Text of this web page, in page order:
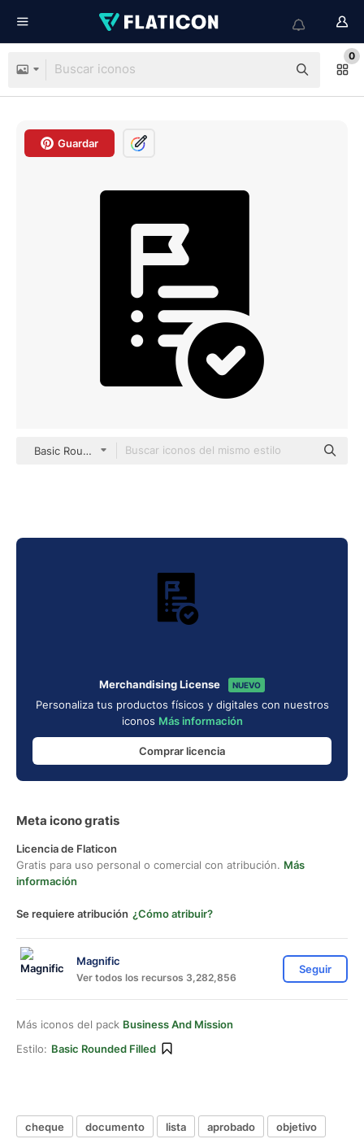
0
Guardar
Basic Rounded Filled
Merchandising License NUEVO
Personaliza tus productos físicos y digitales con nuestros
iconos Más información
Comprar licencia
Meta icono gratis
Licencia de Flaticon
Gratis para uso personal o comercial con atribución. Más
información
Se requiere atribución ¿Cómo atribuir?
Magnific
Ver todos los recursos 3,282,856
Seguir
Más iconos del pack Business And Mission
Estilo: Basic Rounded Filled
cheque documento lista aprobado
objetivo